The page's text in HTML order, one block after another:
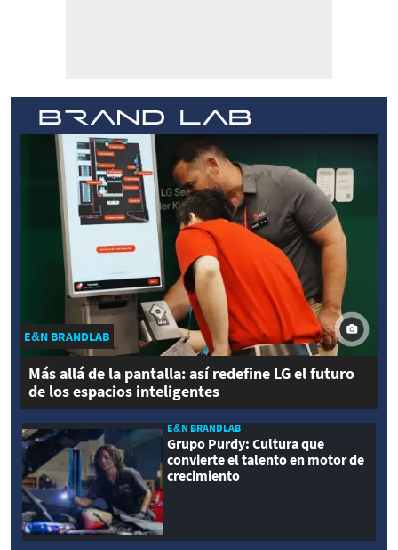
E&N BRANDLAB
Más allá de la pantalla: así redefine LG el futuro
de los espacios inteligentes
E&N BRANDLAB
Grupo Purdy: Cultura que
convierte el talento en motor de
crecimiento